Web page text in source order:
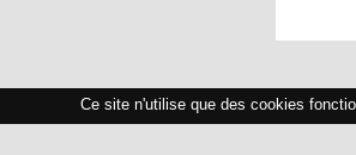
Ce site n'utilise que des cookies